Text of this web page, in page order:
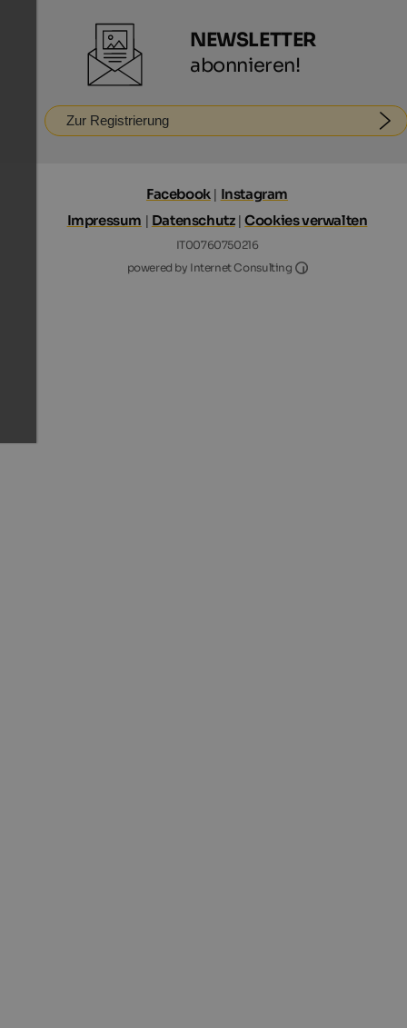
NEWSLETTER
abonnieren!
Zur Registrierung
Facebook| Instagram
Impressum | Datenschutz|Cookies verwalten
IT00760750216
powered by Internet Consulting
Internet